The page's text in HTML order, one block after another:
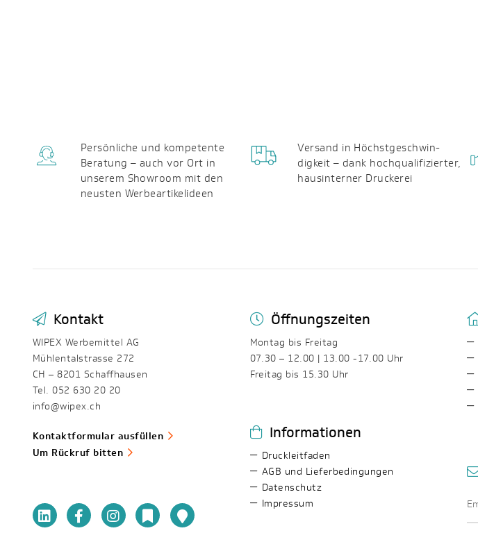
Persönliche und kompetente
Beratung – auch vor Ort in
unserem Showroom mit den
neusten Werbeartikelideen
Versand in Höchst­geschwin­
digkeit – dank hochqualifizierter,
haus­interner Druckerei
Kontakt
WIPEX Werbemittel AG
Mühlentalstrasse 272
CH – 8201 Schaffhausen
Tel. 052 630 20 20
info@wipex.ch
Kontaktformular ausfüllen
Um Rückruf bitten
Öffnungszeiten
Montag bis Freitag
07.30 – 12.00 | 13.00 -17.00 Uhr
Freitag bis 15.30 Uhr
Informationen
Druckleitfaden
AGB und Lieferbedingungen
Datenschutz
Impressum